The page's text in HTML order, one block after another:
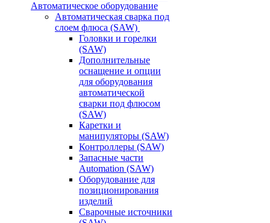
Автоматическое оборудование
Автоматическая сварка под
слоем флюса (SAW)
Головки и горелки
(SAW)
Дополнительные
оснащение и опции
для оборудования
автоматической
сварки под флюсом
(SAW)
Каретки и
манипуляторы (SAW)
Контроллеры (SAW)
Запасные части
Automation (SAW)
Оборудование для
позиционирования
изделий
Сварочные источники